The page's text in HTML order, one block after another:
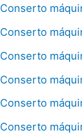
Conserto
Conserto
Conserto
Conserto
Conserto
Conserto